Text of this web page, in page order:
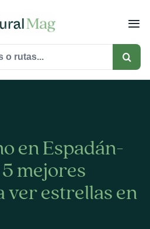
en Espadán-
mejores
ver estrellas en